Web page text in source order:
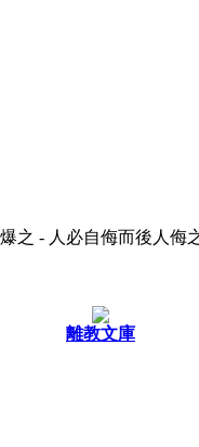
之 - 人必自侮而後人侮
離教文庫